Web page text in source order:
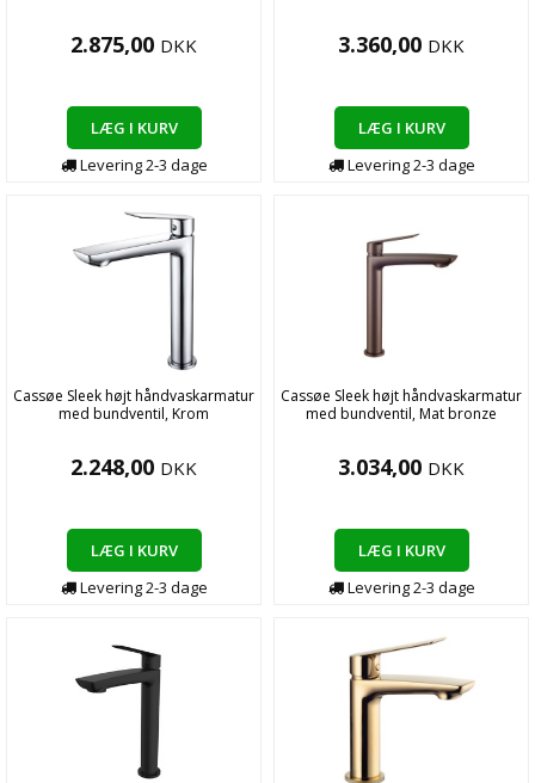
2.875,00 DKK
LÆG I KURV
Levering2-3 dage
3.360,00 DKK
LÆG I KURV
Levering2-3 dage
Cassøe Sleek højt håndvaskarmatur
med bundventil, Krom
2.248,00 DKK
LÆG I KURV
Levering2-3 dage
Cassøe Sleek højt håndvaskarmatur
med bundventil, Mat bronze
3.034,00 DKK
LÆG I KURV
Levering2-3 dage